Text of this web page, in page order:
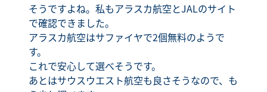
そうですよね。私もアラスカ航空とJALのサイト
で確認できました。
アラスカ航空はサファイヤで2個無料のようで
す。
これで安心して選べそうです。
あとはサウスウエスト航空も良さそうなので、も